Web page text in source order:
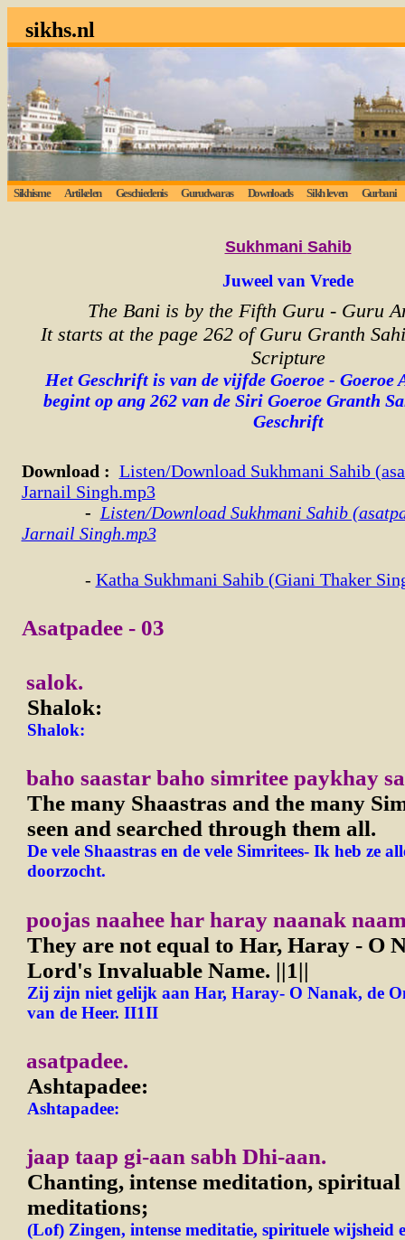
sikhs.nl
Sikhisme Artikelen Geschiedenis Gurudwaras Downloads Sikh leven Gurbani
Sukhmani Sahib
Juweel van Vrede
The Bani is by the Fifth Guru - Guru
It starts at the page 262 of Guru Granth
Scripture
Het Geschrift is van de vijfde Goeroe - Goeroe
begint op ang 262 van de Siri Goeroe Granth
Geschrift
Download : Listen/Download Sukhmani Sahib
Jarnail Singh.mp3
- Listen/Download Sukhmani Sahib
Jarnail Singh.mp3
- Katha Sukhmani Sahib (Giani Thaker
Asatpadee - 03
salok.
Shalok:
Shalok:
baho saastar baho simritee paykhay
The many Shaastras and the many
seen and searched through them all.
De vele Shaastras en de vele Simritees- Ik heb ze
doorzocht.
poojas naahee har haray naanak
They are not equal to Har, Haray - O
Lord's Invaluable Name. ||1||
Zij zijn niet gelijk aan Har, Haray- O Nanak, de
van de Heer. II1II
asatpadee.
Ashtapadee:
Ashtapadee:
jaap taap gi-aan sabh Dhi-aan.
Chanting, intense meditation,
meditations;
(Lof) Zingen, intense meditatie, spirituele wijsheid